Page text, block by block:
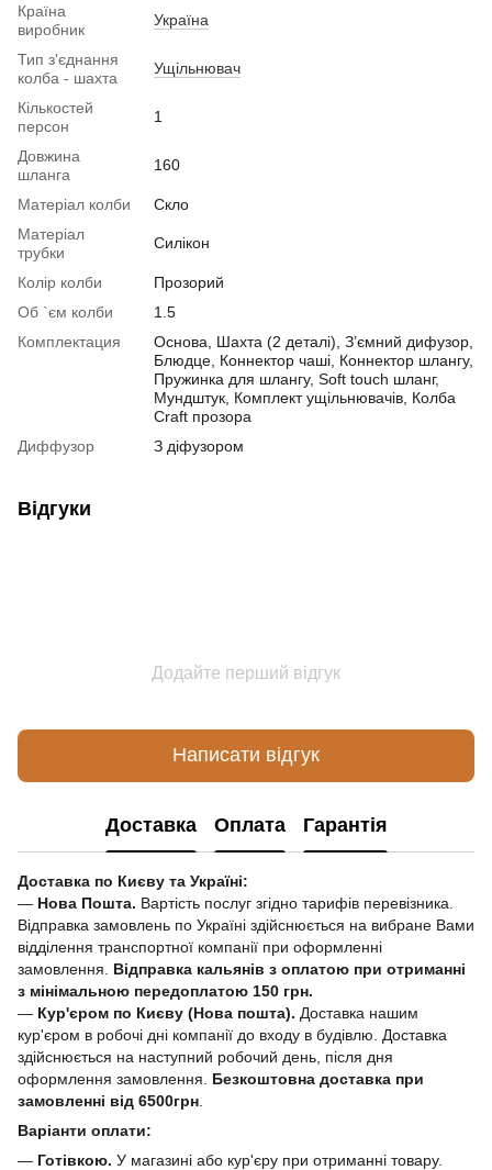
Країна
виробник
Україна
Тип з'єднання
колба - шахта
Ущільнювач
Кількостей
персон
1
Довжина
шланга
160
Матеріал колби
Скло
Матеріал
трубки
Силікон
Колір колби
Прозорий
Об `єм колби
1.5
Комплектация
Основа, Шахта (2 деталі), З’ємний дифузор,
Блюдце, Коннектор чаші, Коннектор шлангу,
Пружинка для шлангу, Soft touch шланг,
Мундштук, Комплект ущільнювачів, Колба
Craft прозора
Диффузор
З діфузором
Відгуки
Додайте перший відгук
Написати відгук
Доставка Оплата Гарантія
Доставка по Києву та Україні:
— Нова Пошта. Вартість послуг згідно тарифів перевізника.
Відправка замовлень по Україні здійснюється на вибране Вами
відділення транспортної компанії при оформленні
замовлення. Відправка кальянів з оплатою при отриманні
з мінімальною передоплатою 150 грн.
— Кур'єром по Києву (Нова пошта). Доставка нашим
кур'єром в робочі дні компанії до входу в будівлю. Доставка
здійснюється на наступний робочий день, після дня
оформлення замовлення.
Безкоштовна доставка при
замовленні від 6500грн
Варіанти оплати:
— Готівкою. У магазині або кур'єру при отриманні товару.